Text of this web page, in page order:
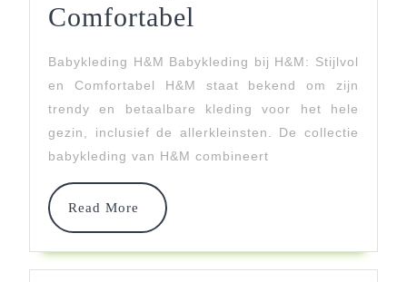
Comfortabel
Van
H&M:
Stijlvol
Babykleding H&M Babykleding bij H&M: Stijlvol
en Comfortabel H&M staat bekend om zijn
trendy en betaalbare kleding voor het hele
gezin, inclusief de allerkleinsten. De collectie
babykleding van H&M combineert
Read More
Read
More